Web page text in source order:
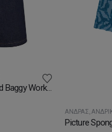
Karl Kani OG Rinsed Relaxed Baggy Workwear Jorts
ΆΝΔΡΑΣ
Picture